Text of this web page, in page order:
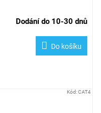
Dodání do 10-30 dnů
Do košíku
Kód:CAT4